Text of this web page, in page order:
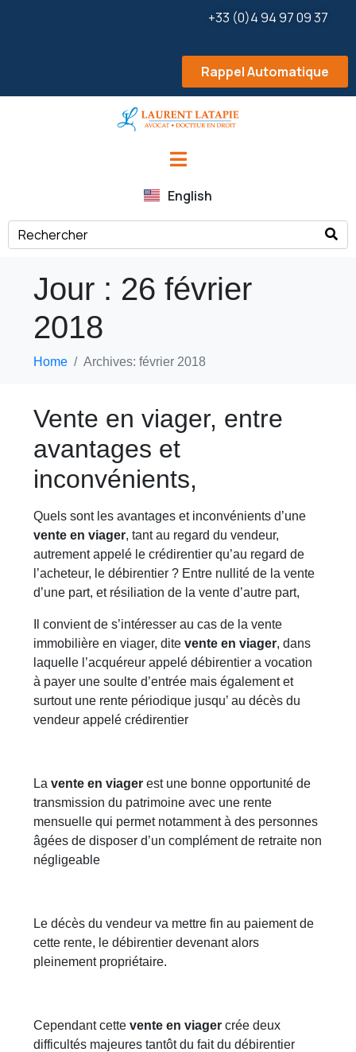
+33 (0)4 94 97 09 37
Rappel Automatique
English
Jour : 26 février
2018
Home Archives: février 2018
Vente en viager, entre
avantages et
inconvénients,
Quels sont les avantages et inconvénients d’une
vente en viager, tant au regard du vendeur,
autrement appelé le crédirentier qu’au regard de
l’acheteur, le débirentier ? Entre nullité de la vente
d’une part, et résiliation de la vente d’autre part,
Il convient de s’intéresser au cas de la vente
immobilière en viager, ditevente en viager, dans
laquelle l’acquéreur appelé débirentier a vocation
à payer une soulte d’entrée mais également et
surtout une rente périodique jusqu’ au décès du
vendeur appelé crédirentier
Lavente en viager est une bonne opportunité de
transmission du patrimoine avec une rente
mensuelle qui permet notamment à des personnes
âgées de disposer d’un complément de retraite non
négligeable
Le décès du vendeur va mettre fin au paiement de
cette rente, le débirentier devenant alors
pleinement propriétaire.
Cependant cettevente en viager crée deux
difficultés majeures tantôt du fait du débirentier